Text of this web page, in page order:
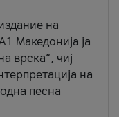
на
Македонија ја
врска“, чиј
на
песна